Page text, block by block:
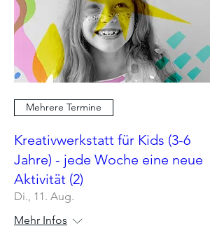
Mehrere Termine
Kreativwerkstatt für Kids (3-6
Jahre) - jede Woche eine neue
Aktivität (2)
Di., 11. Aug.
Mehr Infos